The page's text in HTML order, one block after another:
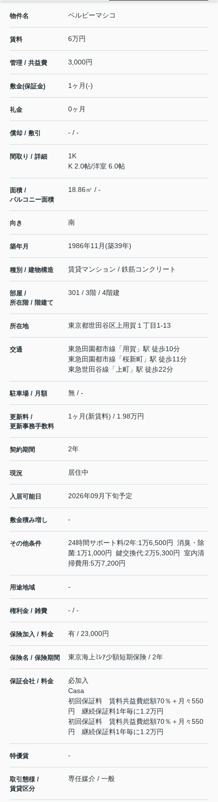
物件名 ベルビーマシコ
賃料 6万円
管理 / 共益費 3,000円
敷金(保証金) 1ヶ月(-)
礼金 0ヶ月
償却 / 敷引 - / -
間取り / 詳細
1K
K 2.0帖/洋室 6.0帖
面積 /
バルコニー面積
18.86㎡ / -
向き 南
築年月 1986年11月(築39年)
種別 / 建物構造 賃貸マンション / 鉄筋コンクリート
部屋 /
所在階 / 階建て
301 / 3階 / 4階建
所在地 東京都世田谷区 上用賀 １丁目1-13
交通 東急田園都市線 「 用賀 」駅 徒歩10分
東急田園都市線 「桜新町 」駅 徒歩11分
東急世田谷線 「 上町 」駅 徒歩22分
駐車場 / 月額 無 / -
更新料 /
更新事務手数料
1ヶ月(新賃料) / 1.98万円
契約期間 2年
現況 居住中
入居可能日 2026年09月下旬予定
敷金積み増し -
その他条件
24時間サポート料/2年:1万6,500円 消臭・除
菌:1万1,000円 鍵交換代:2万5,300円 室内清
掃費用:5万7,200円
用途地域 -
権利金 / 雑費 - / -
保険加入 / 料金 有 / 23,000円
保険名 / 保険期間 東京海上ﾐﾚｱ少額短期保険 / 2年
保証会社 / 料金
必加入
Casa
初回保証料 賃料共益費総額70％＋月々550
円 継続保証料1年毎に1.2万円
初回保証料 賃料共益費総額70％＋月々550
円 継続保証料1年毎に1.2万円
特優賃 -
取引態様 /
賃貸区分
専任媒介 / 一般